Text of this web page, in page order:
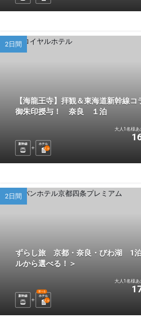
2日間
【海龍王寺】拝観＆東海道新幹線コ
御朱印授与！ 奈良 １泊
新幹線
ホテル
1 泊
大人1名様あ
2日間
ずらし旅 京都・奈良・びわ湖 1
ルから選べる！＞
新幹線 ホテル
選べる
1 泊
大人1名様あ